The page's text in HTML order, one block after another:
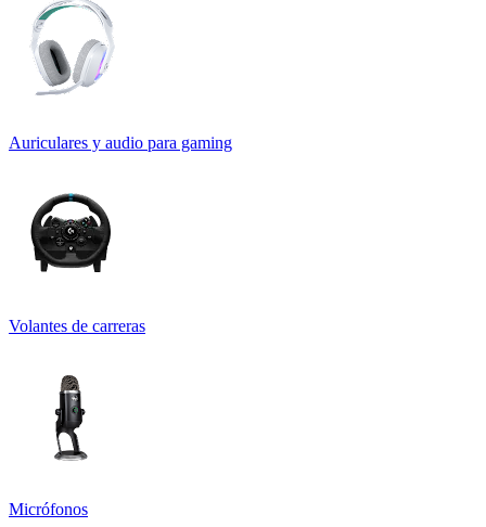
Auriculares y audio para gaming
Volantes de carreras
Micrófonos